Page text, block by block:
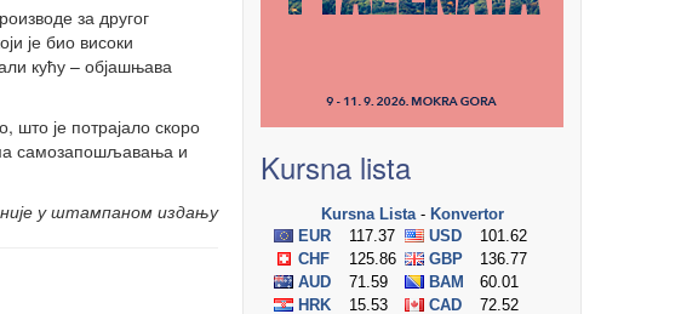
за другог
је био високи
кућу – објашњава
што је потрајало скоро
самозапошљавања и
у штампаном издању
Kursna lista